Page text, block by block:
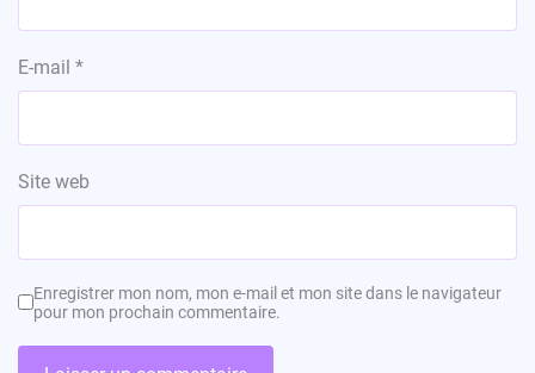
E-mail *
Site web
Enregistrer mon nom, mon e-mail et mon site dans le navigateur
pour mon prochain commentaire.